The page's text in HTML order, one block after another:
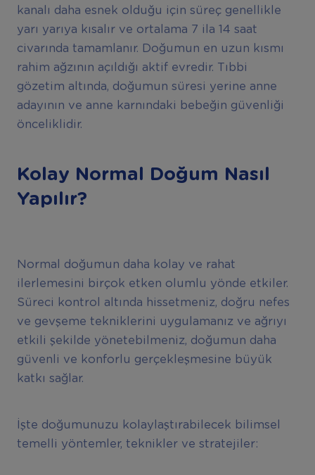
kanalı daha esnek olduğu için süreç genellikle
yarı yarıya kısalır ve ortalama 7 ila 14 saat
civarında tamamlanır. Doğumun en uzun kısmı
rahim ağzının açıldığı aktif evredir. Tıbbi
gözetim altında, doğumun süresi yerine anne
adayının ve anne karnındaki bebeğin güvenliği
önceliklidir.
Kolay Normal Doğum Nasıl
Yapılır?
Normal doğumun daha kolay ve rahat
ilerlemesini birçok etken olumlu yönde etkiler.
Süreci kontrol altında hissetmeniz, doğru nefes
ve gevşeme tekniklerini uygulamanız ve ağrıyı
etkili şekilde yönetebilmeniz, doğumun daha
güvenli ve konforlu gerçekleşmesine büyük
katkı sağlar.
İşte doğumunuzu kolaylaştırabilecek bilimsel
temelli yöntemler, teknikler ve stratejiler: